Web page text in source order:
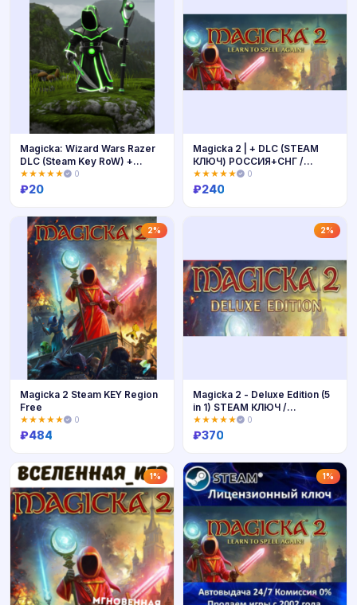
Купить
Magicka: Wizard Wars Razer
DLC (Steam Key RoW) +
АКЦИИ
★★★★★ 0
₽20
Magicka 2 | + DLC (STEAM
КЛЮЧ) РОССИЯ+СНГ /
РУССКИЙ ЯЗЫК
★★★★★ 0
₽240
2%
Купить
Magicka 2 Steam KEY Region
Free
★★★★★ 0
₽484
2%
Купить
Magicka 2 - Deluxe Edition (5
in 1) STEAM КЛЮЧ /
РФ+КЗ+СНГ
★★★★★ 0
₽370
1% 1%